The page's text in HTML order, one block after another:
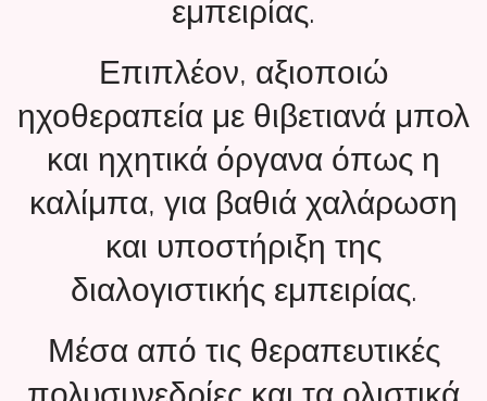
εμπειρίας.
Επιπλέον, αξιοποιώ
ηχοθεραπεία με θιβετιανά μπολ
και ηχητικά όργανα όπως η
καλίμπα, για βαθιά χαλάρωση
και υποστήριξη της
διαλογιστικής εμπειρίας.
Μέσα από τις θεραπευτικές